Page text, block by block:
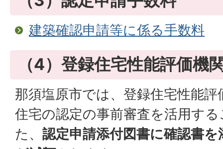
建築確認申請等に係る手数料
（4）登録住宅性能評価機
那須塩原市では、登録住宅性能
住宅の認定の事前審査を活用す
た、 認定申請添付図書に確認書